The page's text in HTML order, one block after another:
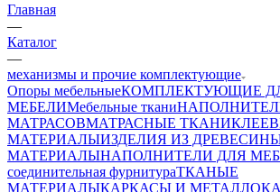
Главная
—
Каталог
—
механизмы и прочие комплектующие
Опоры мебельныеКОМПЛЕКТУЮЩИЕ
МЕБЕЛИМебельные ткани
МАТРАСОВМАТРАСНЫЕ ТКАНИ
МАТЕРИАЛЫИЗДЕЛИЯ ИЗ
МАТЕРИАЛЫНАПОЛНИТЕЛИ ДЛЯ
соединительная фурнитураТКАНЫЕ
МАТЕРИАЛЫКАРКАСЫ И